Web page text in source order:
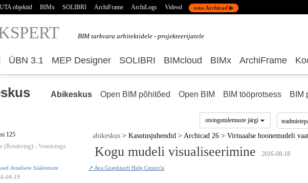
objektid BIMx SOLIBRI ArchiFrame ArchiLogs Videod osta Archicad ▶
BIM tarkvara arhitektidele - projekteerijatele
ÜBN 3.1 MEP Designer SOLIBRI BIMcloud BIMx ArchiFrame
Abikeskus Open BIM põhitõed Open BIM BIM tööprotsess BIM
otsingutulemuste järgi
125
(Rendering) - Veaotsingu
detailsete häälestuste
04-19
abikeskus > Kasutusjuhendid > Archicad 26 > Virtuaalse hoonemudeli
Kogu mudeli visualiseerimine 2016-08-18
↗ Ava Graphisoft Help Centre'is